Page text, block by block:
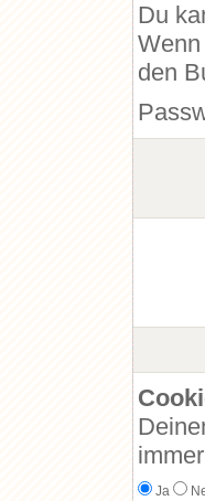
Du
den
Ja